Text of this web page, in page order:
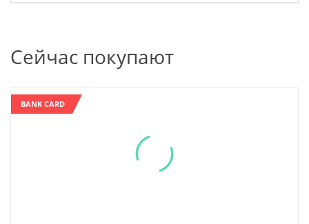
Сейчас покупают
BANK CARD